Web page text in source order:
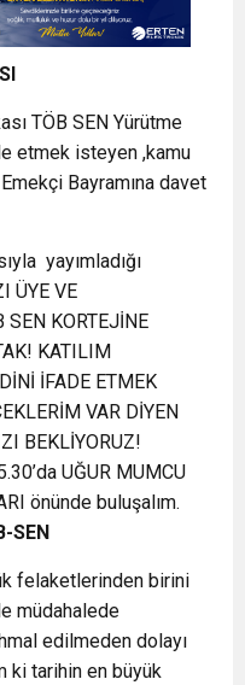
TÖB SEN Yürütme
etmek isteyen ,kamu
Bayramına davet
yayımladığı
ÜYE VE
SEN KORTEJİNE
KATILIM
İFADE ETMEK
VAR DİYEN
BEKLİYORUZ!
UĞUR MUMCU
önünde buluşalım.
SEN
felaketlerinden birini
müdahalede
edilmeden dolayı
ki tarihin en büyük